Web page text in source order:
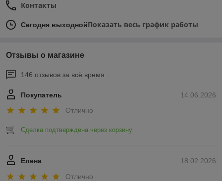
Контакты
Сегодня выходнойПоказать весь график работы
Отзывы о магазине
146 отзывов за всё время
14.06.2026
Покупатель
Отлично
Сделка подтверждена через корзину
18.02.2026
Елена
Отлично